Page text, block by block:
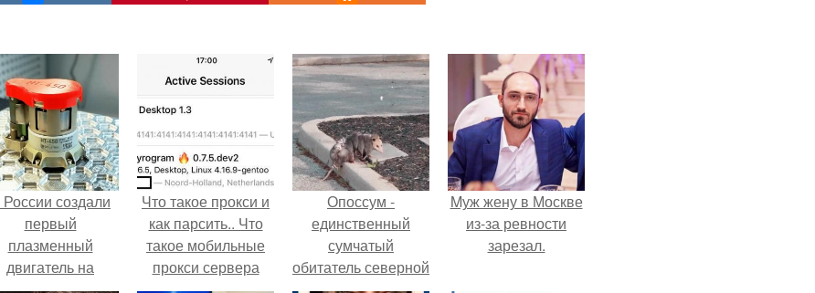
создали
первый
плазменный
двигатель на
Что такое прокси и
как парсить.. Что
такое мобильные
прокси сервера
Опоссум -
единственный
сумчатый
обитатель северной
Mуж жену в Москве
из-за ревности
зарезал.